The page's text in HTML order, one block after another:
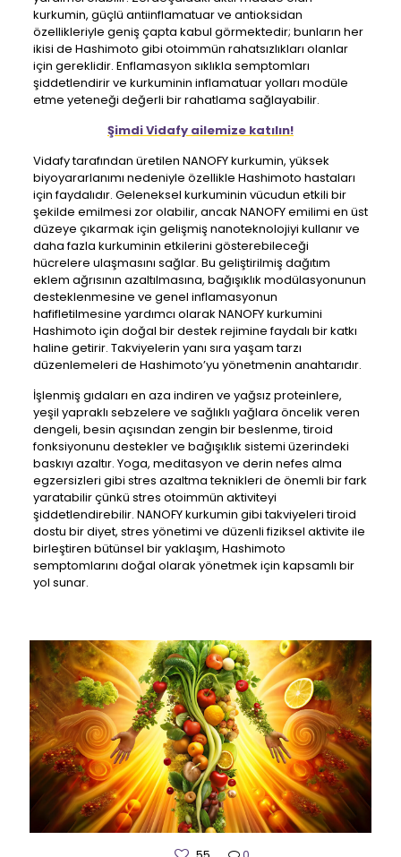
kurkumin, güçlü antiinflamatuar ve antioksidan
özellikleriyle geniş çapta kabul görmektedir; bunların her
ikisi de Hashimoto gibi otoimmün rahatsızlıkları olanlar
için gereklidir. Enflamasyon sıklıkla semptomları
şiddetlendirir ve kurkuminin inflamatuar yolları modüle
etme yeteneği değerli bir rahatlama sağlayabilir.
Şimdi Vidafy ailemize katılın!
Vidafy tarafından üretilen NANOFY kurkumin, yüksek
biyoyararlanımı nedeniyle özellikle Hashimoto hastaları
için faydalıdır. Geleneksel kurkuminin vücudun etkili bir
şekilde emilmesi zor olabilir, ancak NANOFY emilimi en üst
düzeye çıkarmak için gelişmiş nanoteknolojiyi kullanır ve
daha fazla kurkuminin etkilerini gösterebileceği
hücrelere ulaşmasını sağlar. Bu geliştirilmiş dağıtım
eklem ağrısının azaltılmasına, bağışıklık modülasyonunun
desteklenmesine ve genel inflamasyonun
hafifletilmesine yardımcı olarak NANOFY kurkumini
Hashimoto için doğal bir destek rejimine faydalı bir katkı
haline getirir. Takviyelerin yanı sıra yaşam tarzı
düzenlemeleri de Hashimoto’yu yönetmenin anahtarıdır.
İşlenmiş gıdaları en aza indiren ve yağsız proteinlere,
yeşil yapraklı sebzelere ve sağlıklı yağlara öncelik veren
dengeli, besin açısından zengin bir beslenme, tiroid
fonksiyonunu destekler ve bağışıklık sistemi üzerindeki
baskıyı azaltır. Yoga, meditasyon ve derin nefes alma
egzersizleri gibi stres azaltma teknikleri de önemli bir fark
yaratabilir çünkü stres otoimmün aktiviteyi
şiddetlendirebilir. NANOFY kurkumin gibi takviyeleri tiroid
dostu bir diyet, stres yönetimi ve düzenli fiziksel aktivite ile
birleştiren bütünsel bir yaklaşım, Hashimoto
semptomlarını doğal olarak yönetmek için kapsamlı bir
yol sunar.